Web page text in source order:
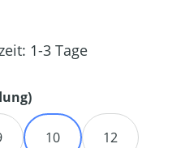
1-3 Tage
auswählen
10 12